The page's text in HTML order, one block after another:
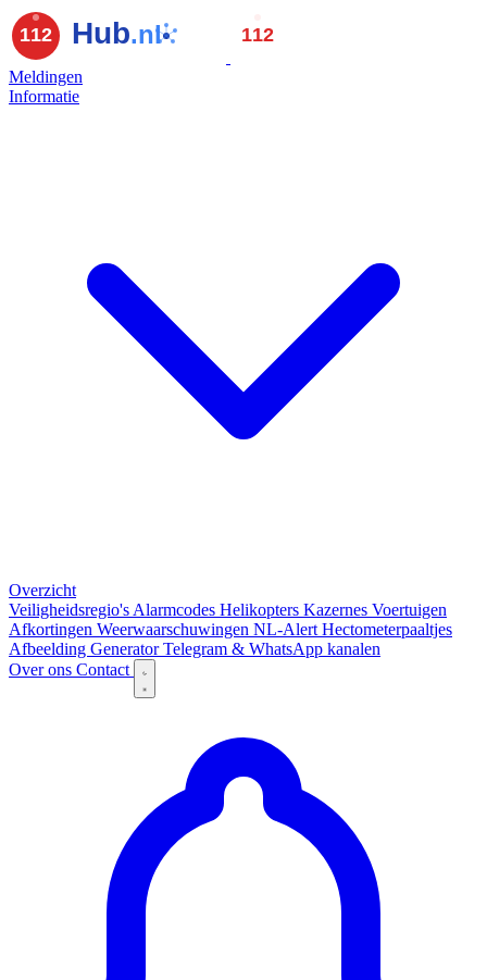
Meldingen
Informatie
Overzicht
Veiligheidsregio's Alarmcodes Helikopters Kazernes Voertuigen
Afkortingen Weerwaarschuwingen NL-Alert Hectometerpaaltjes
Afbeelding GeneratorTelegram & WhatsApp kanalen
Over ons Contact